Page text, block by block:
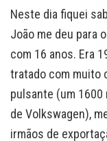
Neste dia fiquei
João me deu para
com 16 anos. Era
tratado com muito
pulsante (um
de Volkswagen),
irmãos de